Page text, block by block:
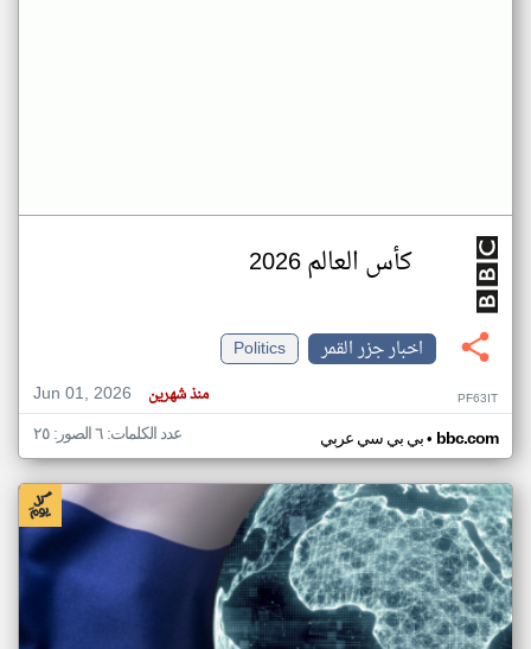
كأس العالم 2026
اخبار جزر القمر
Politics
Jun 01, 2026
منذ شهرين PF63IT
بي بي سي عربي• bbc.com عدد الكلمات: ٦ الصور: ٢٥